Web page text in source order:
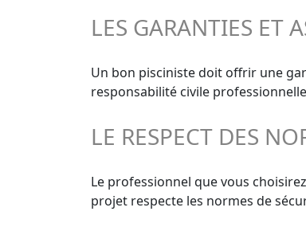
LES GARANTIES ET
Un bon pisciniste doit offrir une
responsabilité civile
LE RESPECT DES
Le professionnel que vous
projet respecte les normes de